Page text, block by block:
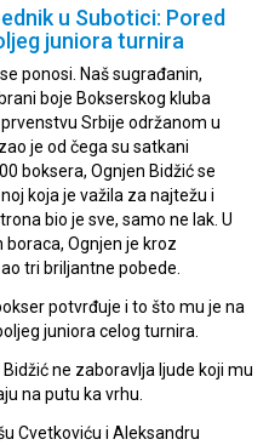
u Subotici: Pored
juniora turnira
ponosi. Naš sugrađanin,
boje Bokserskog kluba
Srbije održanom u
je od čega su satkani
boksera, Ognjen Bidžić se
koja je važila za najtežu i
bio je sve, samo ne lak. U
Ognjen je kroz
tri briljantne pobede.
potvrđuje i to što mu je na
juniora celog turnira.
ne zaboravlja ljude koji mu
na putu ka vrhu.
Cvetkoviću i Aleksandru